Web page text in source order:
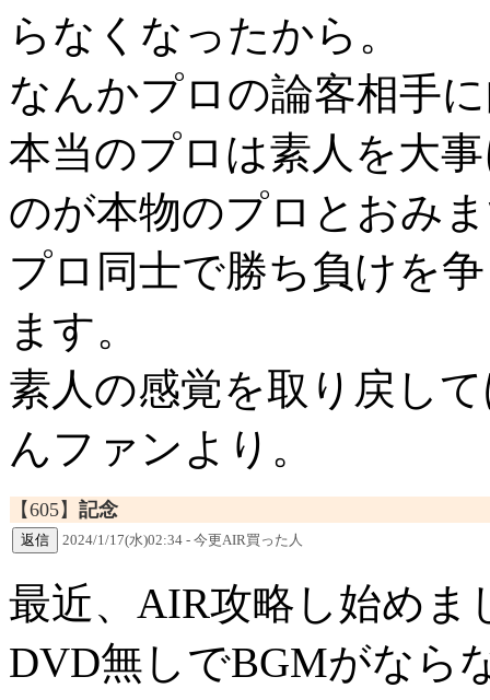
らなくなったから。
なんかプロの論客相手
本当のプロは素人を大
のが本物のプロとおみ
プロ同士で勝ち負けを
ます。
素人の感覚を取り戻し
んファンより。
【605】 記念
2024/1/17(水)02:34 - 今更AIR買った人
最近、AIR攻略し始め
DVD無しでBGMがなら